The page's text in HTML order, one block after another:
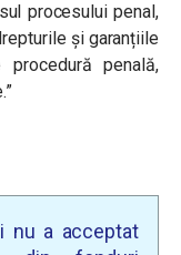
procesului penal,
și garanțiile
penală,
nu a acceptat